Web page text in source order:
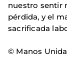
nuestro sentir
pérdida, y el
sacrificada
© Manos